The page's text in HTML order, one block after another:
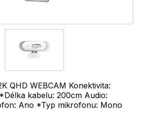
QHD WEBCAM Konektivita:
kabelu: 200cm Audio:
Ano *Typ mikrofonu: Mono